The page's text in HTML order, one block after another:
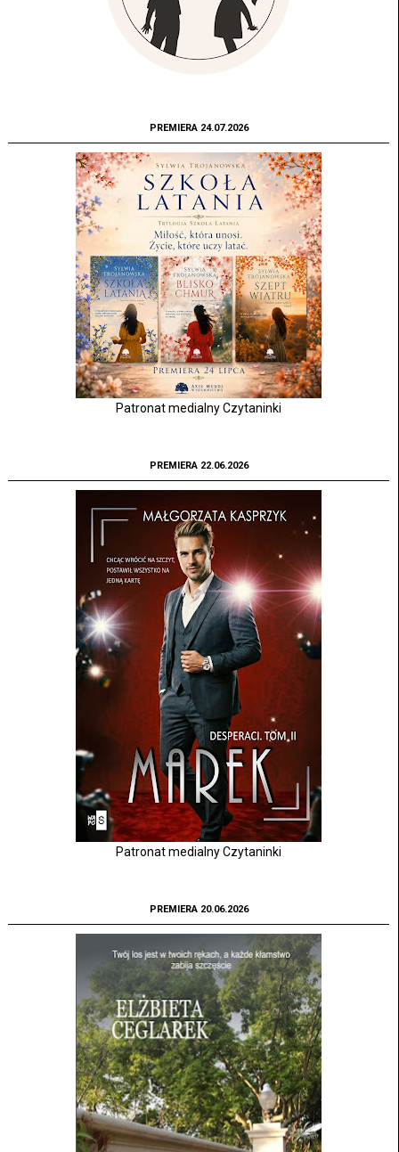
PREMIERA 24.07.2026
Patronat medialny Czytaninki
PREMIERA 22.06.2026
Patronat medialny Czytaninki
PREMIERA 20.06.2026